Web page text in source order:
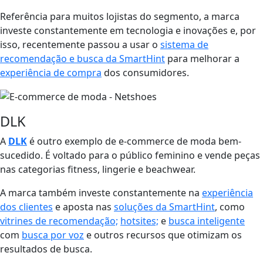
Referência para muitos lojistas do segmento, a marca
investe constantemente em tecnologia e inovações e, por
isso, recentemente passou a usar o sistema de
recomendação e busca da SmartHint para melhorar a
experiência de compra dos consumidores.
DLK
A DLK é outro exemplo de e-commerce de moda bem-
sucedido. É voltado para o público feminino e vende peças
nas categorias fitness, lingerie e beachwear.
A marca também investe constantemente na experiência
dos clientes e aposta nas soluções da SmartHint, como
vitrines de recomendação; hotsites; e busca inteligente
com busca por voz e outros recursos que otimizam os
resultados de busca.